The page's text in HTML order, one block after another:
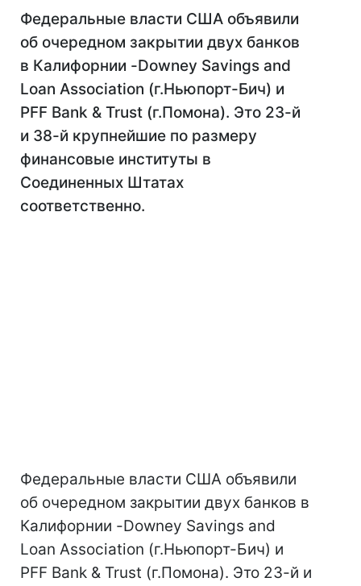
Федеральные власти США объявили
об очередном закрытии двух банков
в Калифорнии -Downey Savings and
Loan Association (г.Ньюпорт-Бич) и
PFF Bank & Trust (г.Помона). Это 23-й
и 38-й крупнейшие по размеру
финансовые институты в
Соединенных Штатах
соответственно.
Федеральные власти США объявили
об очередном закрытии двух банков в
Калифорнии -Downey Savings and
Loan Association (г.Ньюпорт-Бич) и
PFF Bank & Trust (г.Помона). Это 23-й и